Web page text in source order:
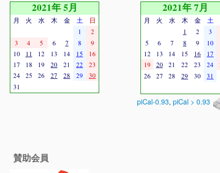
2021年 5月
月 火 水 木 金 土
日
1
2
3
4 5 6 7 8
9
10
11 12 13 14 15
16
17
18 19 20 21 22
23
24
25 26 27 28 29
30
31
2021年 7月
月 火 水 木 金 土
1
2
3
5
6 7 8 9 10
12
13 14 15 16 17
19
20 21 22 23 24
26
27 28 29 30 31
piCal-0.93, piCal > 0.93
賛助会員